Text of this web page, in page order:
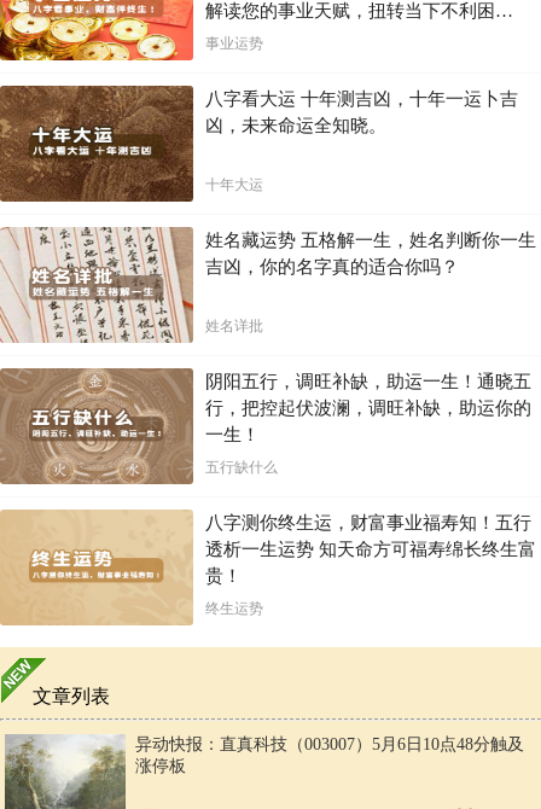
解读您的事业天赋，扭转当下不利困
局！！
事业运势
八字看大运 十年测吉凶，十年一运卜吉
凶，未来命运全知晓。
十年大运
姓名藏运势 五格解一生，姓名判断你一生
吉凶，你的名字真的适合你吗？
姓名详批
阴阳五行，调旺补缺，助运一生！通晓五
行，把控起伏波澜，调旺补缺，助运你的
一生！
五行缺什么
八字测你终生运，财富事业福寿知！五行
透析一生运势 知天命方可福寿绵长终生富
贵！
终生运势
文章列表
异动快报：直真科技（003007）5月6日10点48分触及
涨停板